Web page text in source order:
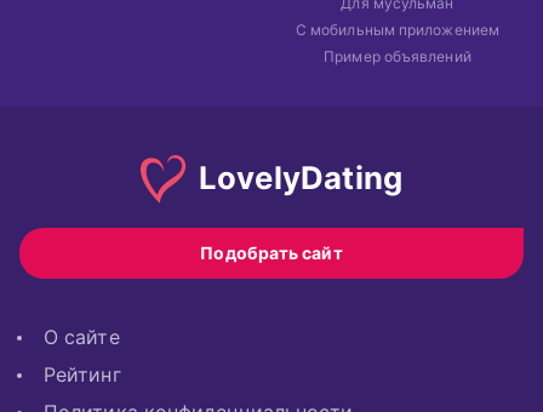
С мобильным приложением
Пример объявлений
LovelyDating
Подобрать сайт
О сайте
Рейтинг